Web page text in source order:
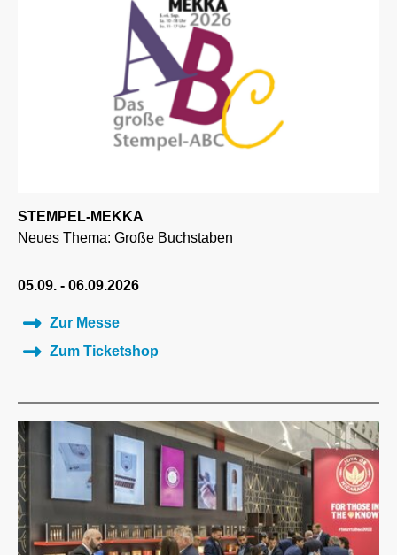
STEMPEL-MEKKA
Neues Thema: Große Buchstaben
05.09. - 06.09.2026
Zur Messe
Zum Ticketshop